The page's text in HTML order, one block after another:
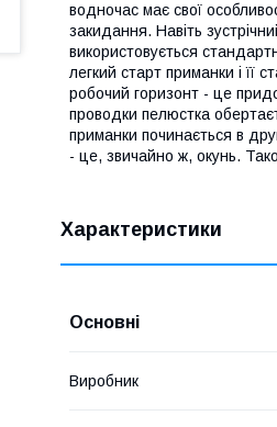
водночас має свої
закидання. Навіть
використовується
легкий старт приманки і її
робочий горизонт - це
проводки пелюстка
приманки починається в
- це, звичайно ж, окунь.
Характеристики
Основні
Виробник